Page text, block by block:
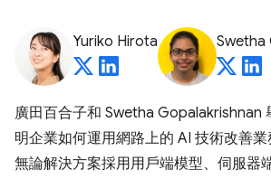
Yuriko Hirota Swetha
廣田百合子和 Swetha Gopalakrishnan
明企業如何運用網路上的 AI 技術改善業
無論解決方案採用用戶端模型、伺服器